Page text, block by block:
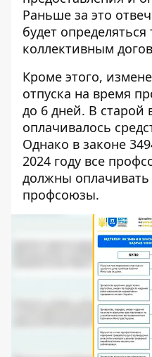
Раньше за это
будет
коллективным
Кроме этого,
отпуска на время
до 6 дней. В старой
оплачивалось
Однако в законе
2024 году все
должны
профсоюзы.